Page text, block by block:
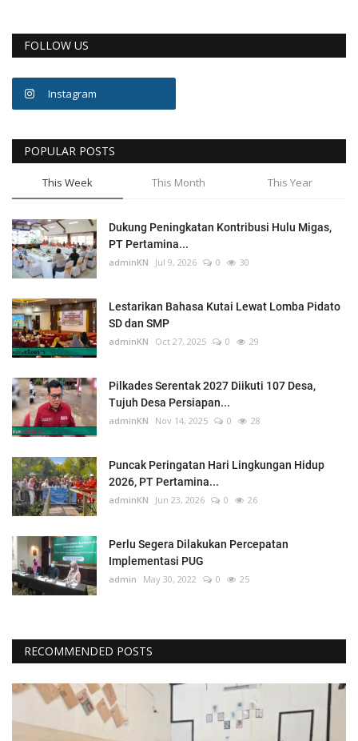
FOLLOW US
Instagram
POPULAR POSTS
This Week This Month This Year
Dukung Peningkatan Kontribusi Hulu Migas,
PT Pertamina...
adminKN Jul 9, 2026 0 30
Lestarikan Bahasa Kutai Lewat Lomba Pidato
SD dan SMP
adminKN Oct 27, 2025 0 29
Pilkades Serentak 2027 Diikuti 107 Desa,
Tujuh Desa Persiapan...
adminKN Nov 14, 2025 0 28
Puncak Peringatan Hari Lingkungan Hidup
2026, PT Pertamina...
adminKN Jun 23, 2026 0 26
Perlu Segera Dilakukan Percepatan
Implementasi PUG
admin May 30, 2022 0 25
RECOMMENDED POSTS